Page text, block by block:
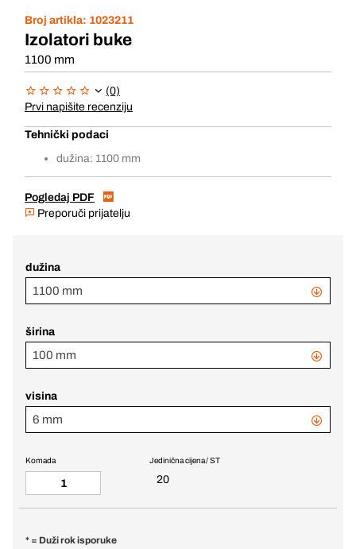
Broj artikla: 1023211
Izolatori buke
1100 mm
(0)
Prvi napišite recenziju
Tehnički podaci
dužina: 1100 mm
Pogledaj PDF
Preporuči prijatelju
dužina
1100 mm
širina
100 mm
visina
6 mm
Jedinična cijena / ST
20
Komada
* = Duži rok isporuke